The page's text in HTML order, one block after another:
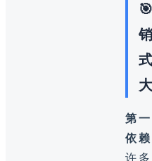
第
依赖
许